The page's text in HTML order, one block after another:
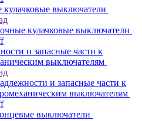
выключатели
кулачковые выключатели
и запасные части к
выключателям
и запасные части к
выключателям
выключатели